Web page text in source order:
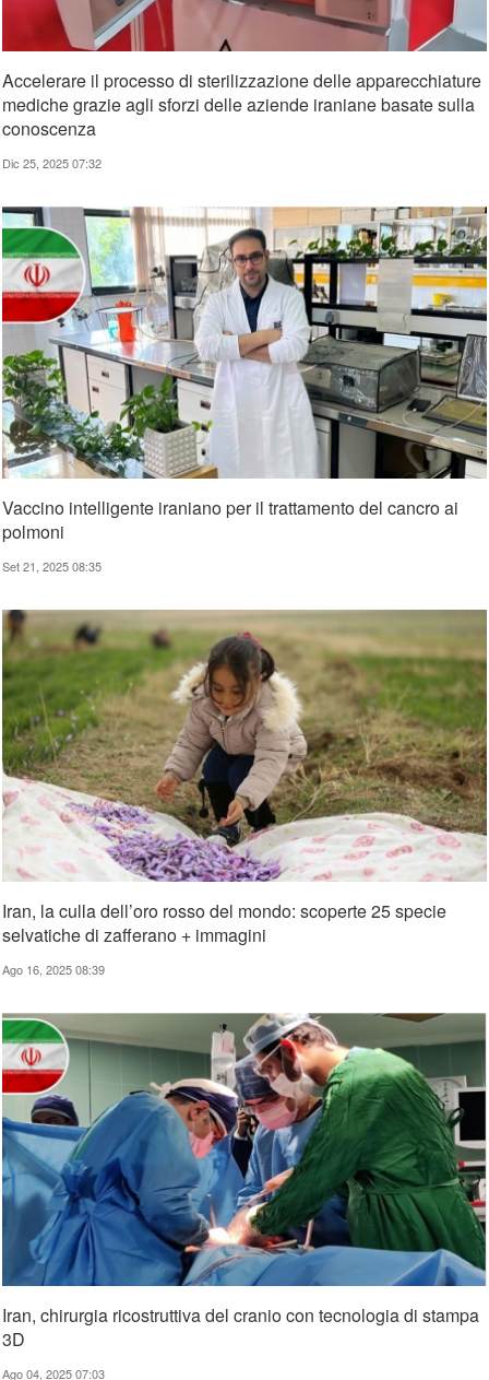
Accelerare il processo di sterilizzazione delle apparecchiature
mediche grazie agli sforzi delle aziende iraniane basate sulla
conoscenza
Dic 25, 2025 07:32
Vaccino intelligente iraniano per il trattamento del cancro ai
polmoni
Set 21, 2025 08:35
Iran, la culla dell’oro rosso del mondo: scoperte 25 specie
selvatiche di zafferano + immagini
Ago 16, 2025 08:39
Iran, chirurgia ricostruttiva del cranio con tecnologia di stampa
3D
Ago 04, 2025 07:03